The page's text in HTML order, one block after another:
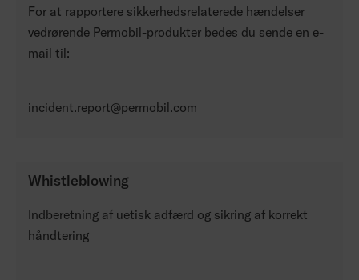
For at rapportere sikkerhedsrelaterede hændelser
vedrørende Permobil-produkter bedes du sende en e-
mail til:
incident.report@permobil.com
Whistleblowing
Indberetning af uetisk adfærd og sikring af korrekt
håndtering